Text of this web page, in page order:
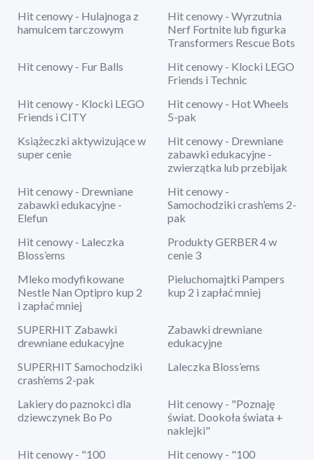
Hit cenowy - Hulajnoga z
hamulcem tarczowym
Hit cenowy - Wyrzutnia
Nerf Fortnite lub figurka
Transformers Rescue Bots
Hit cenowy - Fur Balls
Hit cenowy - Klocki LEGO
Friends i Technic
Hit cenowy - Klocki LEGO
Friends i CITY
Hit cenowy - Hot Wheels
5-pak
Książeczki aktywizujące w
super cenie
Hit cenowy - Drewniane
zabawki edukacyjne -
zwierzątka lub przebijak
Hit cenowy - Drewniane
zabawki edukacyjne -
Elefun
Hit cenowy -
Samochodziki crash’ems 2-
pak
Hit cenowy - Laleczka
Bloss’ems
Produkty GERBER 4 w
cenie 3
Mleko modyfikowane
Nestle Nan Optipro kup 2
i zapłać mniej
Pieluchomajtki Pampers
kup 2 i zapłać mniej
SUPERHIT Zabawki
drewniane edukacyjne
Zabawki drewniane
edukacyjne
SUPERHIT Samochodziki
crash’ems 2-pak
Laleczka Bloss’ems
Lakiery do paznokci dla
dziewczynek Bo Po
Hit cenowy - "Poznaję
świat. Dookoła świata +
naklejki"
Hit cenowy - "100
Hit cenowy - "100